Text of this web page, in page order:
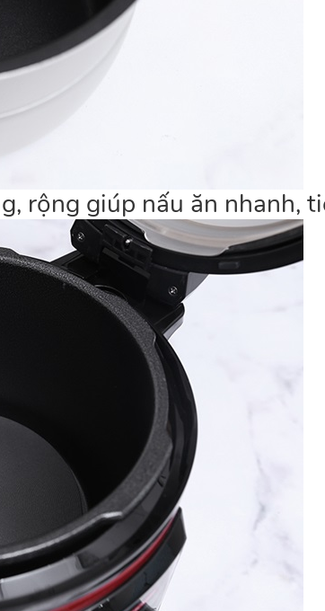
rộng giúp nấu ăn nhanh,